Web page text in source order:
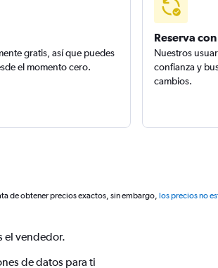
gratis, así que puedes
el momento cero.
Reserva
Nuestros
confianza y
cambios.
de obtener precios exactos, sin embargo, los precios no
el vendedor.
de datos para ti